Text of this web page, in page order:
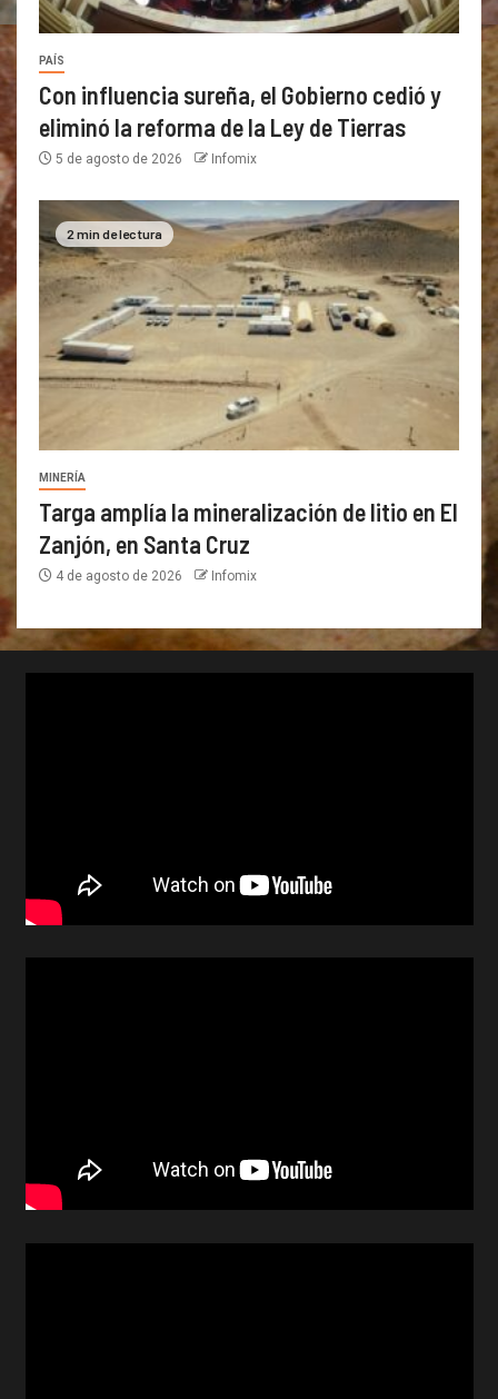
PAÍS
Con influencia sureña, el Gobierno cedió y
eliminó la reforma de la Ley de Tierras
5 de agosto de 2026 Infomix
2 min de lectura
MINERÍA
Targa amplía la mineralización de litio en El
Zanjón, en Santa Cruz
4 de agosto de 2026 Infomix